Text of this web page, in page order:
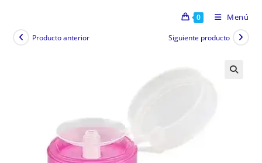
0 Menú
Producto anterior Siguiente producto